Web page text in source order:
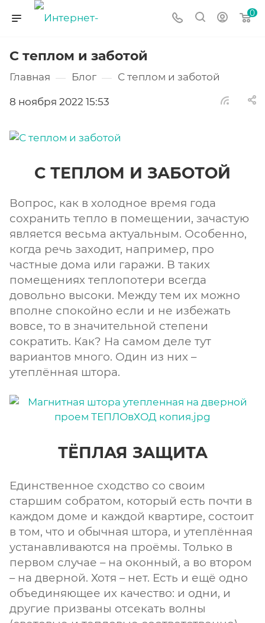
0
С теплом и заботой
Главная — Блог — С теплом и заботой
8 ноября 2022 15:53
С ТЕПЛОМ И ЗАБОТОЙ
Вопрос, как в холодное время года
сохранить тепло в помещении, зачастую
является весьма актуальным. Особенно,
когда речь заходит, например, про
частные дома или гаражи. В таких
помещениях теплопотери всегда
довольно высоки. Между тем их можно
вполне спокойно если и не избежать
вовсе, то в значительной степени
сократить. Как? На самом деле тут
вариантов много. Один из них –
утеплённая штора.
ТЁПЛАЯ ЗАЩИТА
Единственное сходство со своим
старшим собратом, который есть почти в
каждом доме и каждой квартире, состоит
в том, что и обычная штора, и утеплённая
устанавливаются на проёмы. Только в
первом случае – на оконный, а во втором
– на дверной. Хотя – нет. Есть и ещё одно
объединяющее их качество: и одни, и
другие призваны отсекать волны